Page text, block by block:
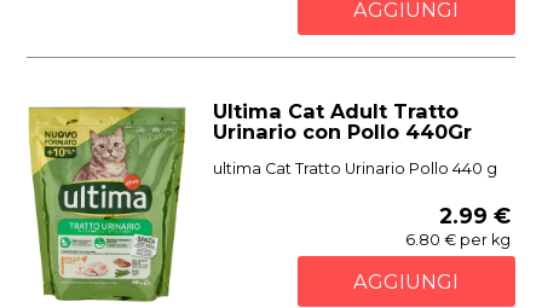
AGGIUNGI
Ultima Cat Adult Tratto
Urinario con Pollo 440Gr
ultima Cat Tratto Urinario Pollo 440 g
2.99 €
6.80 € per kg
AGGIUNGI